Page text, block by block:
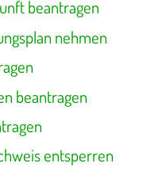
beantragen
nehmen
beantragen
entsperren